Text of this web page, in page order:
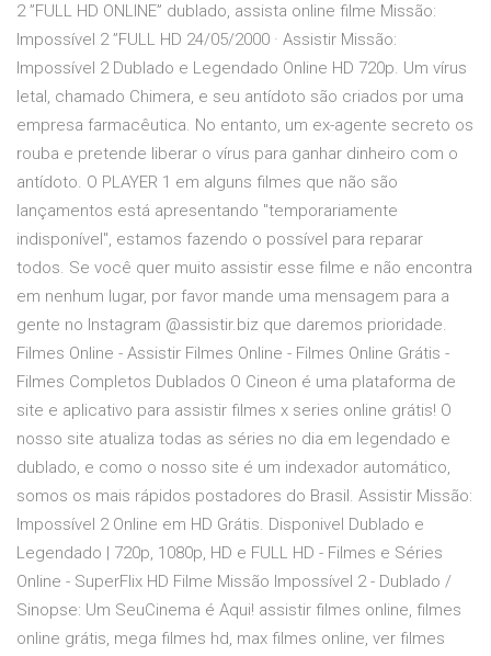
2 ”FULL HD ONLINE” dublado, assista online filme Missão:
Impossível 2 ”FULL HD 24/05/2000 · Assistir Missão:
Impossível 2 Dublado e Legendado Online HD 720p. Um vírus
letal, chamado Chimera, e seu antídoto são criados por uma
empresa farmacêutica. No entanto, um ex-agente secreto os
rouba e pretende liberar o vírus para ganhar dinheiro com o
antídoto. O PLAYER 1 em alguns filmes que não são
lançamentos está apresentando "temporariamente
indisponível", estamos fazendo o possível para reparar
todos. Se você quer muito assistir esse filme e não encontra
em nenhum lugar, por favor mande uma mensagem para a
gente no Instagram @assistir.biz que daremos prioridade.
Filmes Online - Assistir Filmes Online - Filmes Online Grátis -
Filmes Completos Dublados O Cineon é uma plataforma de
site e aplicativo para assistir filmes x series online grátis! O
nosso site atualiza todas as séries no dia em legendado e
dublado, e como o nosso site é um indexador automático,
somos os mais rápidos postadores do Brasil. Assistir Missão:
Impossível 2 Online em HD Grátis. Disponivel Dublado e
Legendado | 720p, 1080p, HD e FULL HD - Filmes e Séries
Online - SuperFlix HD Filme Missão Impossível 2 - Dublado /
Sinopse: Um SeuCinema é Aqui! assistir filmes online, filmes
online grátis, mega filmes hd, max filmes online, ver filmes